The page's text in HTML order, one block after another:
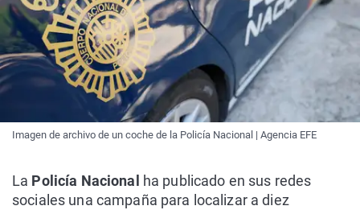
Imagen de archivo de un coche de la Policía Nacional | Agencia EFE
La Policía Nacional
ha publicado en sus redes
sociales una campaña para localizar a diez